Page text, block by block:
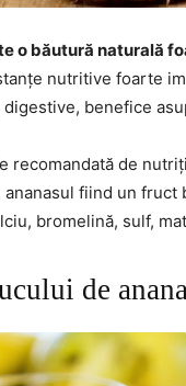
o băutură naturală
nutritive foarte
benefice
recomandată de
fiind un fruct
bromelină, sulf,
de